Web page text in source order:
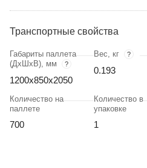
Транспортные свойства
Габариты паллета
(ДхШхВ), мм
?
1200х850х2050
Вес, кг ?
0.193
Количество на
паллете
700
Количество в
упаковке
1